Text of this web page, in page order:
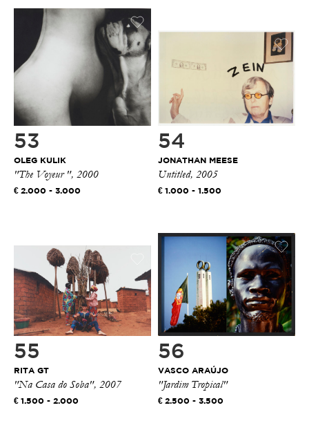
53
OLEG KULIK
"The Voyeur ", 2000
2.000 - 3.000
54
JONATHAN MEESE
Untitled, 2005
1.000 - 1.500
55
RITA GT
"Na Casa do Soba", 2007
1.500 - 2.000
56
VASCO ARAÚJO
"Jardim Tropical"
2.500 - 3.500